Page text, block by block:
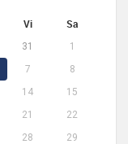
Vi Sa
31
1
7
8
14
15
21
22
28
29